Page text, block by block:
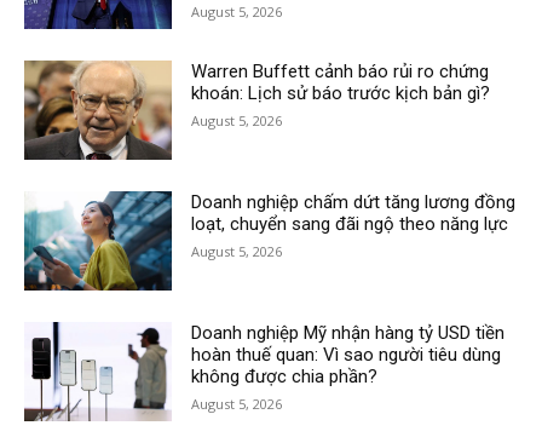
August 5, 2026
Warren Buffett cảnh báo rủi ro chứng
khoán: Lịch sử báo trước kịch bản gì?
August 5, 2026
Doanh nghiệp chấm dứt tăng lương đồng
loạt, chuyển sang đãi ngộ theo năng lực
August 5, 2026
Doanh nghiệp Mỹ nhận hàng tỷ USD tiền
hoàn thuế quan: Vì sao người tiêu dùng
không được chia phần?
August 5, 2026